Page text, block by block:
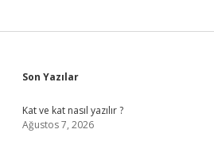
Sidebar
Son Yazılar
Kat ve kat nasıl yazılır ?
Ağustos 7, 2026